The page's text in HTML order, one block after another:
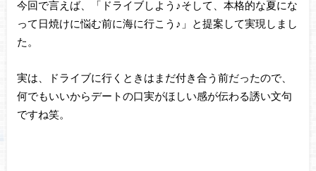
今回で言えば、「ドライブしよう♪そして、本格的な夏にな
って日焼けに悩む前に海に行こう♪」と提案して実現しまし
た。
実は、ドライブに行くときはまだ付き合う前だったので、
何でもいいからデートの口実がほしい感が伝わる誘い文句
ですね笑。